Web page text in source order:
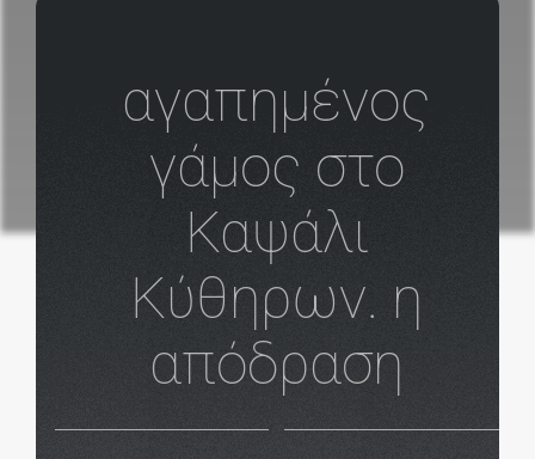
αγαπημένος
γάμος στο
Καψάλι
Κύθηρων. η
απόδραση